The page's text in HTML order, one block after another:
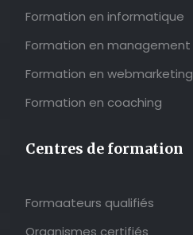
Formation en informatique
Formation en management
Formation en webmarketing
Formation en coaching
Centres de formation
Formaateurs qualifiés
Organismes certifiés